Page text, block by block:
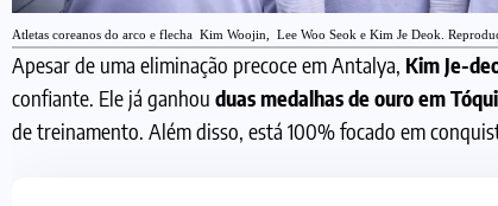
Atletas coreanos do arco e flecha Kim Woojin, Lee Woo Seok e Kim Je Deok.
Apesar de uma eliminação precoce em Antalya, Kim Je-
confiante. Ele já ganhou duas medalhas de ouro em
de treinamento. Além disso, está 100% focado em